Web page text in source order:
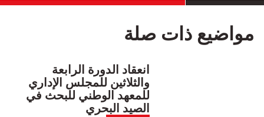
مواضيع ذات صلة
انعقاد الدورة الرابعة
والثلاثين للمجلس الإداري
للمعهد الوطني للبحث في
الصيد البحري